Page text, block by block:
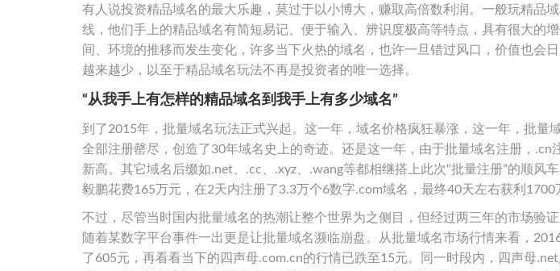
有人说投资精品域名的最大乐趣，莫过于以小博大，赚取高倍数利润。一般玩精品
线，他们手上的精品域名有简短易记、便于输入、辨识度极高等特点，具有很大的
间、环境的推移而发生变化，许多当下火热的域名，也许一旦错过风口，价值也会
越来越少，以至于精品域名玩法不再是投资者的唯一选择。
“从我手上有怎样的精品域名到我手上有多少域名”
到了2015年，批量域名玩法正式兴起。这一年，域名价格疯狂暴涨，这一年，批量
全部注册罄尽，创造了30年域名史上的奇迹。还是这一年，由于批量域名注册，.cn
新高。其它域名后缀如.net、.cc、.xyz、.wang等都相继搭上此次“批量注册”的顺风
毅鹏花费165万元，在2天内注册了3.3万个6数字.com域名，最终40天左右获利1700
不过，尽管当时国内批量域名的热潮让整个世界为之侧目，但经过两三年的市场验
随着某数字平台事件一出更是让批量域名濒临崩盘。从批量域名市场行情来看，
了605元，再看看当下的四声母.com.cn的行情已跌至15元。同一时段内，四声母